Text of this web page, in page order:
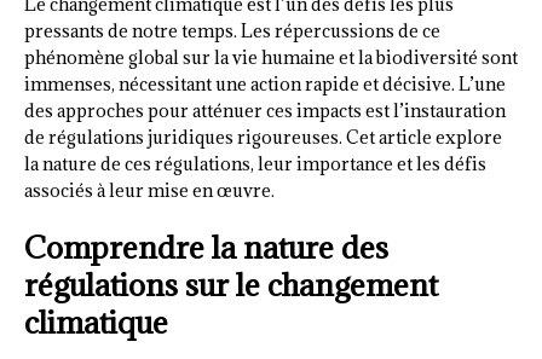
Le changement climatique est l’un des défis les plus
pressants de notre temps. Les répercussions de ce
phénomène global sur la vie humaine et la biodiversité sont
immenses, nécessitant une action rapide et décisive. L’une
des approches pour atténuer ces impacts est l’instauration
de régulations juridiques rigoureuses. Cet article explore
la nature de ces régulations, leur importance et les défis
associés à leur mise en œuvre.
Comprendre la nature des
régulations sur le changement
climatique